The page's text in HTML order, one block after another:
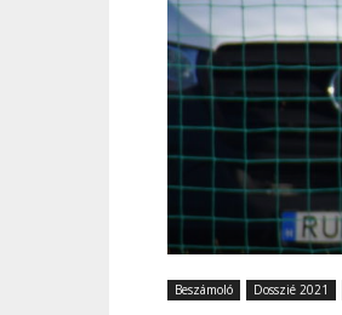
Beszámoló Dosszié 2021